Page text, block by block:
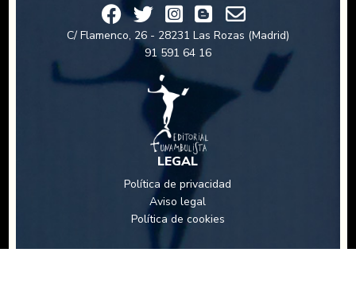
C/ Flamenco, 26 - 28231 Las Rozas (Madrid)
91 591 64 16
LEGAL
Política de privacidad
Aviso legal
Política de cookies